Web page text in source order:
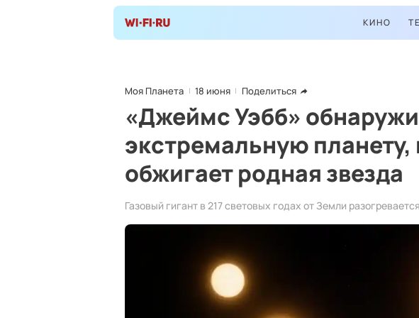
КИНО
Моя Планета 18 июня Поделиться
«Джеймс Уэбб»
экстремальную
обжигает родная звезда
Газовый гигант в 217 световых годах от Земли